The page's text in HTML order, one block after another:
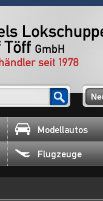
Modellautos
Flugzeuge